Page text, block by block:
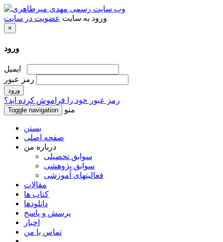
ورود به سایت عضویت در سایت
×
ورود
رمز عبور
رمز عبور خود را فراموش کرده اید؟
Toggle navigation منو
بستن
صفحه اصلی
درباره من
سوابق تحصیلی
سوابق پژوهشی
فعالیتهای آموزشی
مقالات
کتاب ها
دانلودها
پرسش و پاسخ
اخبار
تماس با من